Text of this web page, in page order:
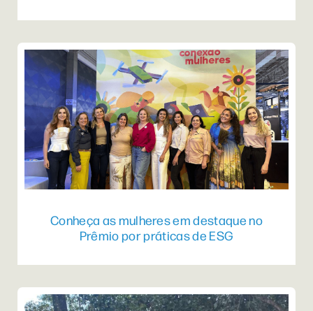
Conheça as mulheres em destaque no
Prêmio por práticas de ESG